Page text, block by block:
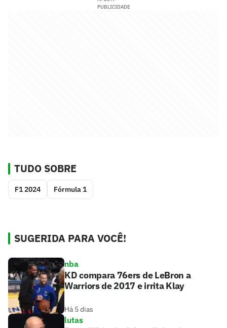
PUBLICIDADE
TUDO SOBRE
F1 2024 Fórmula 1
SUGERIDA PARA VOCÊ!
nba
KD compara 76ers de LeBron a
Warriors de 2017 e irrita Klay
Há 5 dias
lutas